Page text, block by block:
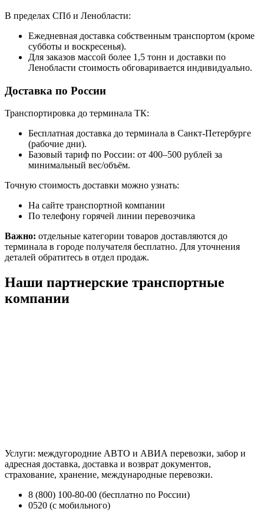
В пределах СПб и Ленобласти:
Ежедневная доставка собственным транспортом (кроме
субботы и воскресенья).
Для заказов массой более 1,5 тонн и доставки по
Ленобласти стоимость обговаривается индивидуально.
Доставка по России
Транспортировка до терминала ТК:
Бесплатная доставка до терминала в Санкт-Петербурге
(рабочие дни).
Базовый тариф по России: от 400–500 рублей за
минимальный вес/объём.
Точную стоимость доставки можно узнать:
На сайте транспортной компании
По телефону горячей линии перевозчика
Важно: отдельные категории товаров доставляются до
терминала в городе получателя бесплатно. Для уточнения
деталей обратитесь в отдел продаж.
Наши партнерские транспортные
компании
Услуги: междугородние АВТО и АВИА перевозки, забор и
адресная доставка, доставка и возврат документов,
страхование, хранение, международные перевозки.
8 (800) 100-80-00 (бесплатно по России)
0520 (с мобильного)